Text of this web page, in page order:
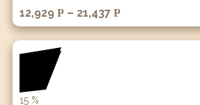
12,929 Р – 21,437 Р
15 %